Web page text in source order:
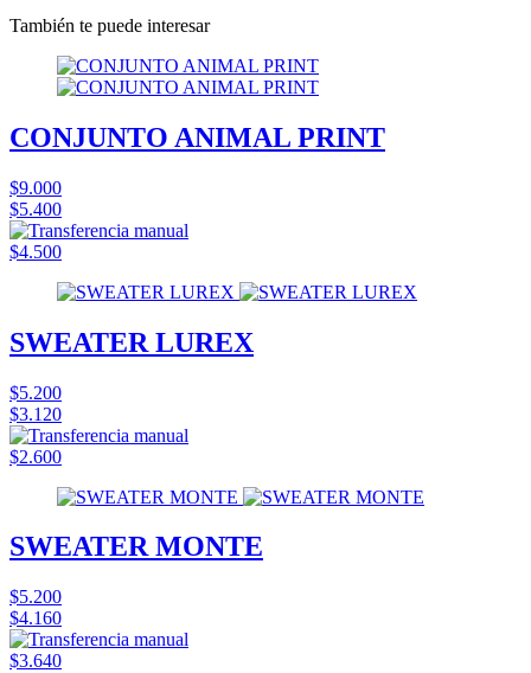
También te puede interesar
CONJUNTO ANIMAL PRINT
$9.000
$5.400
$4.500
SWEATER LUREX
$5.200
$3.120
$2.600
SWEATER MONTE
$5.200
$4.160
$3.640